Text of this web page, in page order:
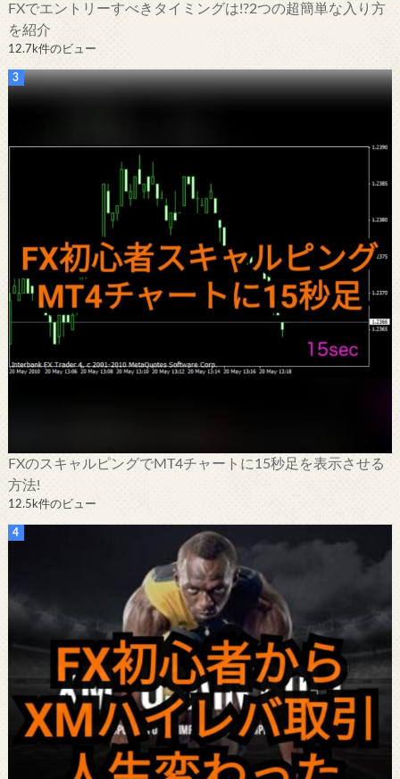
FXでエントリーすべきタイミングは!?2つの超簡単な入り方
を紹介
12.7k件のビュー
FXのスキャルピングでMT4チャートに15秒足を表示させる
方法!
12.5k件のビュー